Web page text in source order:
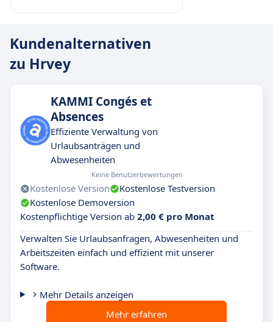
Kundenalternativen
zu Hrvey
KAMMI Congés et
Absences
Effiziente Verwaltung von
Urlaubsanträgen und
Abwesenheiten
Keine Benutzerbewertungen
Kostenlose Version
Kostenlose Testversion
Kostenlose Demoversion
Kostenpflichtige Version ab 2,00 € pro Monat
Verwalten Sie Urlaubsanfragen, Abwesenheiten und
Arbeitszeiten einfach und effizient mit unserer
Software.
Mehr Details anzeigen
Mehr erfahren